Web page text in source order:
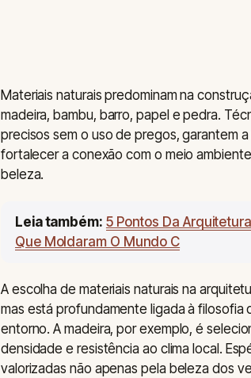
Materiais naturais predominam na
madeira, bambu, barro, papel e pedra.
precisos sem o uso de pregos, garantem
fortalecer a conexão com o meio
beleza.
Leia também: 5 Pontos Da
Que Moldaram O Mundo C
A escolha de materiais naturais na
mas está profundamente ligada à filosofia
entorno. A madeira, por exemplo, é
densidade e resistência ao clima local.
valorizadas não apenas pela beleza dos